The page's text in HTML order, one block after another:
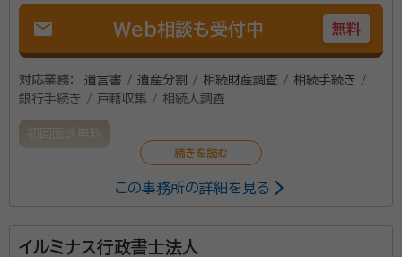
mail Web相談も受付中 無料
対応業務：
遺言書 / 遺産分割 / 相続財産調査 / 相続手続き /
銀行手続き / 戸籍収集 / 相続人調査
初回面談無料
当事務所は、ご依頼人さまの想いを形にするお手伝い
誠意サポート致します。まずはお気軽にご相談くださ
この事務所の詳細を見る
イルミナス行政書士法人